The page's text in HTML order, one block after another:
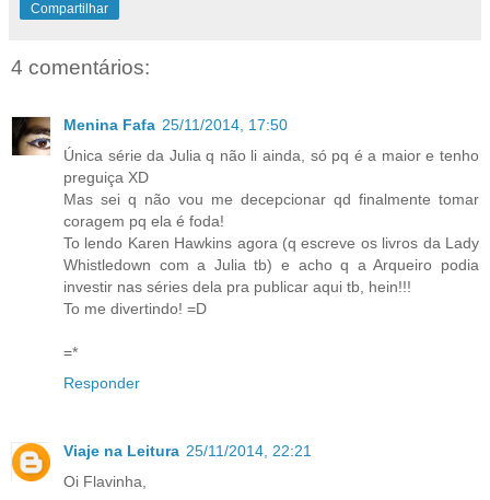
Compartilhar
4 comentários:
Menina Fafa 25/11/2014, 17:50
Única série da Julia q não li ainda, só pq é a maior e tenho
preguiça XD
Mas sei q não vou me decepcionar qd finalmente tomar
coragem pq ela é foda!
To lendo Karen Hawkins agora (q escreve os livros da Lady
Whistledown com a Julia tb) e acho q a Arqueiro podia
investir nas séries dela pra publicar aqui tb, hein!!!
To me divertindo! =D
=*
Responder
Viaje na Leitura 25/11/2014, 22:21
Oi Flavinha,